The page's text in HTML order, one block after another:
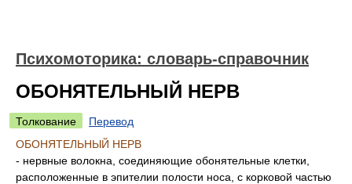
Психомоторика: cловарь-справочник
ОБОНЯТЕЛЬНЫЙ НЕРВ
Толкование
Перевод
ОБОНЯТЕЛЬНЫЙ НЕРВ
- нервные волокна, соединяющие обонятельные клетки,
расположенные в эпителии полости носа, с корковой частью